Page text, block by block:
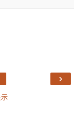
›